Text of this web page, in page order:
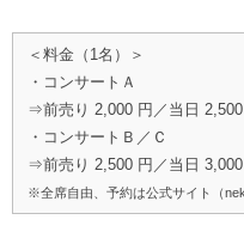
＜料金（1名）＞
・コンサートＡ
⇒前売り 2,000 円／当日 2,500
・コンサートＢ／Ｃ
⇒前売り 2,500 円／当日
※全席自由、予約は公式サイト（